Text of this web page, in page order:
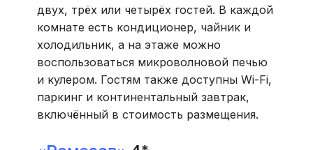
двух, трёх или четырёх гостей. В каждой
комнате есть кондиционер, чайник и
холодильник, а на этаже можно
воспользоваться микроволновой печью
и кулером. Гостям также доступны Wi-Fi,
паркинг и континентальный завтрак,
включённый в стоимость размещения.